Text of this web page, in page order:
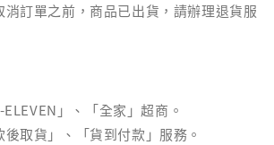
消訂單之前，商品已出貨，請辦理退貨服
」、「全家」超商。
取貨」、「貨到付款」服務。